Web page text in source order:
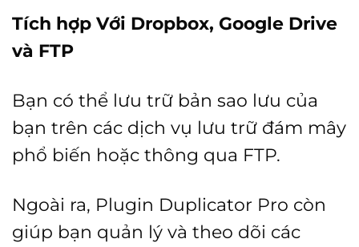
Tích hợp Với Dropbox, Google Drive
và FTP
Bạn có thể lưu trữ bản sao lưu của
bạn trên các dịch vụ lưu trữ đám mây
phổ biến hoặc thông qua FTP.
Ngoài ra, Plugin Duplicator Pro còn
giúp bạn quản lý và theo dõi các